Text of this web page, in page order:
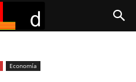
Economía